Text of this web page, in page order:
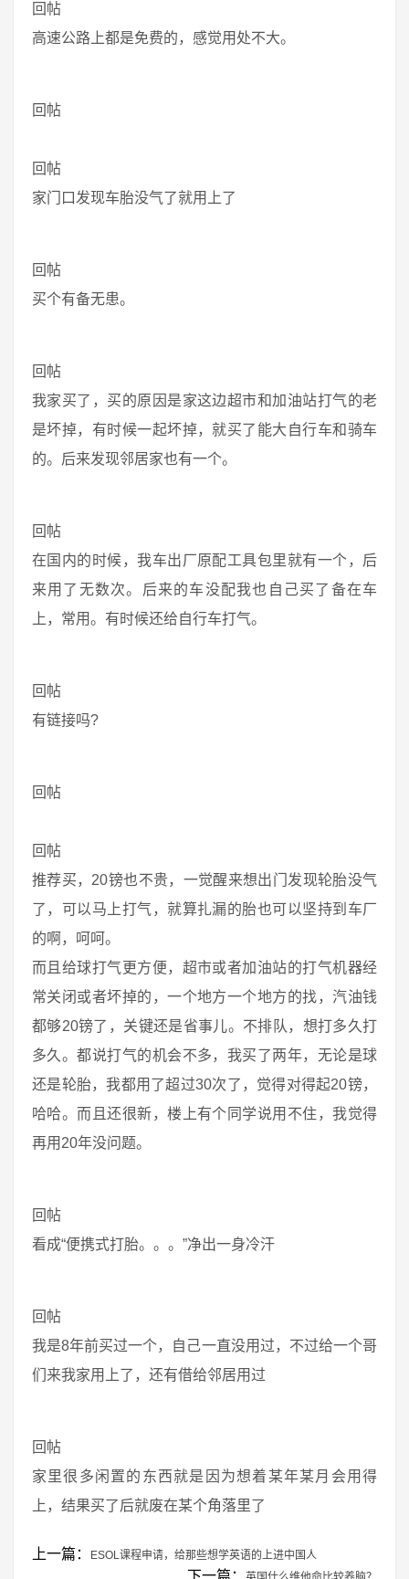
回帖
高速公路上都是免费的，感觉用处不大。
回帖
回帖
家门口发现车胎没气了就用上了
回帖
买个有备无患。
回帖
我家买了，买的原因是家这边超市和加油站打气的老
是坏掉，有时候一起坏掉，就买了能大自行车和骑车
的。后来发现邻居家也有一个。
回帖
在国内的时候，我车出厂原配工具包里就有一个，后
来用了无数次。后来的车没配我也自己买了备在车
上，常用。有时候还给自行车打气。
回帖
有链接吗?
回帖
回帖
推荐买，20镑也不贵，一觉醒来想出门发现轮胎没气
了，可以马上打气，就算扎漏的胎也可以坚持到车厂
的啊，呵呵。
而且给球打气更方便，超市或者加油站的打气机器经
常关闭或者坏掉的，一个地方一个地方的找，汽油钱
都够20镑了，关键还是省事儿。不排队，想打多久打
多久。都说打气的机会不多，我买了两年，无论是球
还是轮胎，我都用了超过30次了，觉得对得起20镑，
哈哈。而且还很新，楼上有个同学说用不住，我觉得
再用20年没问题。
回帖
看成“便携式打胎。。。”净出一身冷汗
回帖
我是8年前买过一个，自己一直没用过，不过给一个哥
们来我家用上了，还有借给邻居用过
回帖
家里很多闲置的东西就是因为想着某年某月会用得
上，结果买了后就废在某个角落里了
上一篇： ESOL课程申请，给那些想学英语的上进中国人
下一篇：